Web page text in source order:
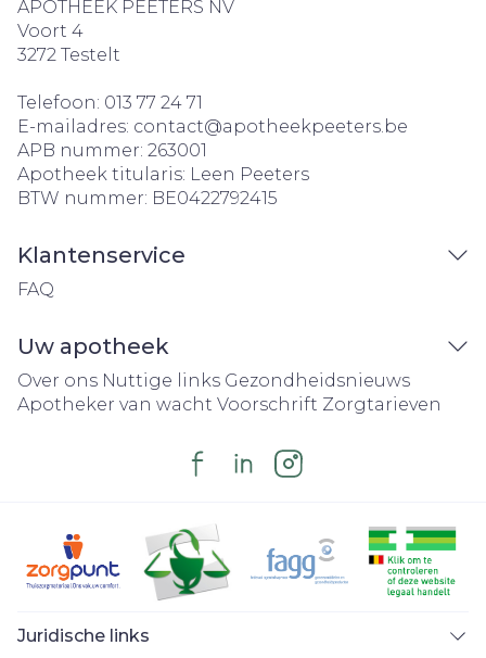
APOTHEEK PEETERS NV
Voort 4
3272 Testelt
Telefoon: 013 77 24 71
E-mailadres: contact@apotheekpeeters.be
APB nummer: 263001
Apotheek titularis: Leen Peeters
BTW nummer: BE0422792415
Klantenservice
FAQ
Uw apotheek
Over ons Nuttige links Gezondheidsnieuws
Apotheker van wacht Voorschrift Zorgtarieven
Juridische links